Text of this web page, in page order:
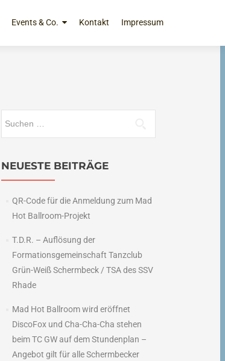
Events & Co. Kontakt Impressum
NEUESTE BEITRÄGE
QR-Code für die Anmeldung zum Mad
Hot Ballroom-Projekt
T.D.R. – Auflösung der
Formationsgemeinschaft Tanzclub
Grün-Weiß Schermbeck / TSA des SSV
Rhade
Mad Hot Ballroom wird eröffnet
DiscoFox und Cha-Cha-Cha stehen
beim TC GW auf dem Stundenplan –
Angebot gilt für alle Schermbecker